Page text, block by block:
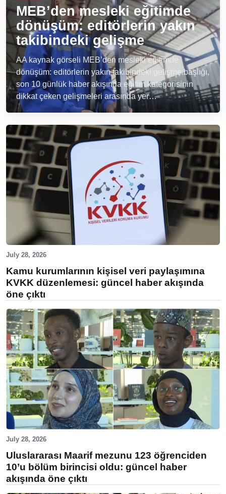
MEB’den mesleki eğitimde
dönüşüm: editörlerin yakın
takibindeki gelişme
AA kaynak görseli MEB’den mesleki eğitimde
dönüşüm: editörlerin yakın takibindeki gelişme başlığı,
son 10 günlük haber akışında eğitim kategorisinin
dikkat çeken gelişmeleri arasında yer…
July 28, 2026
Kamu kurumlarının kişisel veri paylaşımına
KVKK düzenlemesi: güncel haber akışında
öne çıktı
July 28, 2026
Uluslararası Maarif mezunu 123 öğrenciden
10’u bölüm birincisi oldu: güncel haber
akışında öne çıktı